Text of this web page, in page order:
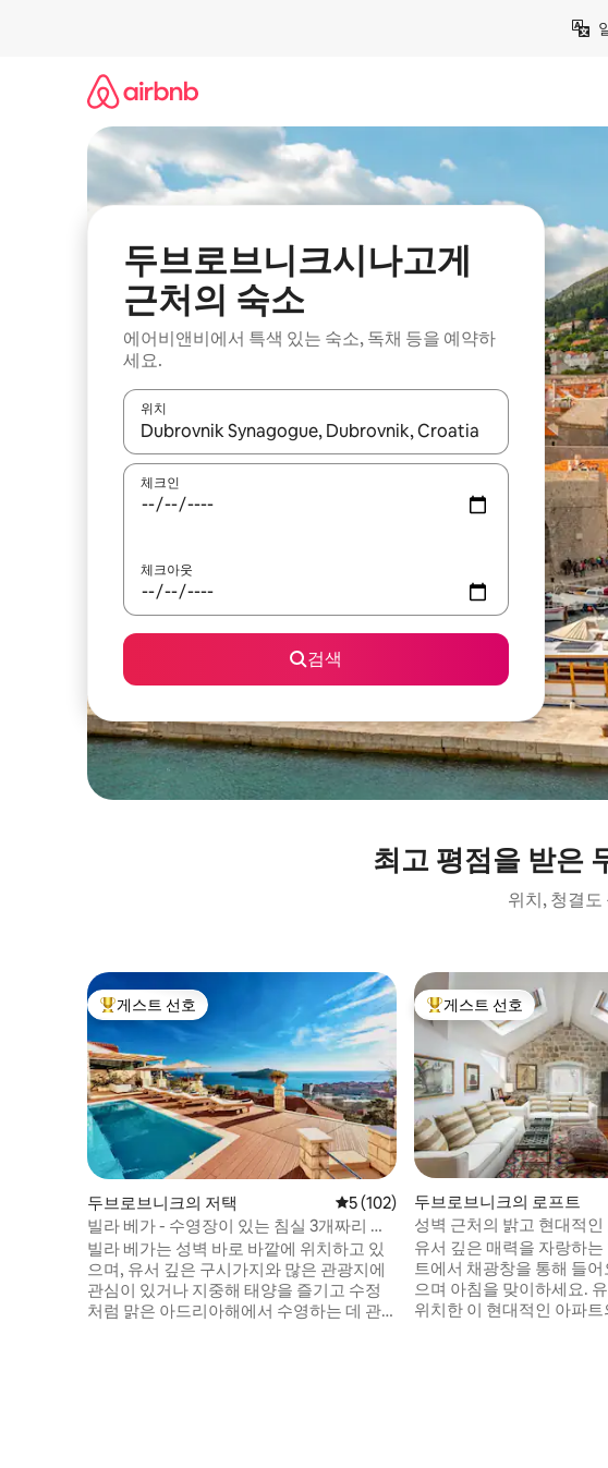
두브로브니크시나고게
근처의 숙소
에어비앤비에서 특색 있는 숙소, 독채 등을 예약하
세요.
위치
결과가 나오면 위·아래 화살표 키를 사용하거나 터치 또는 스와이프
체크인
체크아웃
검색
최고 평점을 받은
위치, 청결
상위 게스트 선호
게스트 선호
두브로브니크의 저택 평점 5점(5점 만점), 후기 102개
5 (102)
빌라 베가 - 수영장이 있는 침실 3개짜리 빌
라
빌라 베가는 성벽 바로 바깥에 위치하고 있
으며, 유서 깊은 구시가지와 많은 관광지에
관심이 있거나 지중해 태양을 즐기고 수정
처럼 맑은 아드리아해에서 수영하는 데 관
상위 게스트 선호
게스트 선호
두브로브니크의 로프트
성벽 근처의 밝고 현대적인
유서 깊은 매력을 자랑하
트에서 채광창을 통해 들
으며 아침을 맞이하세요.
위치한 이 현대적인 아파